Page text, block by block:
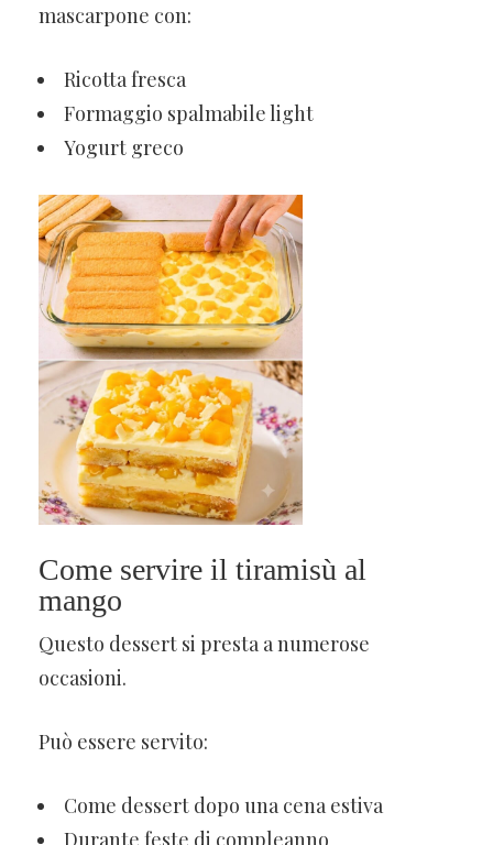
mascarpone con:
Ricotta fresca
Formaggio spalmabile light
Yogurt greco
Come servire il tiramisù al
mango
Questo dessert si presta a numerose
occasioni.
Può essere servito:
Come dessert dopo una cena estiva
Durante feste di compleanno